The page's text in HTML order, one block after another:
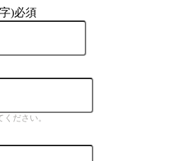
)必須
ださい。